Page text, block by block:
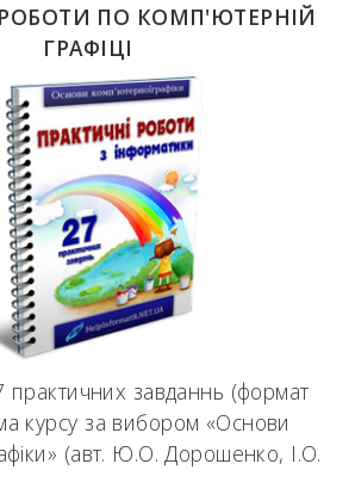
ПО КОМП'ЮТЕРНІЙ
ГРАФІЦІ
практичних завданнь (формат
курсу за вибором «Основи
(авт. Ю.О. Дорошенко, І.О.